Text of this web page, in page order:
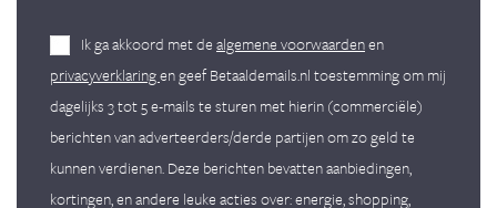
Ik ga akkoord met dealgemene voorwaardenen
privacyverklaringen geef Betaaldemails.nl toestemming om mij
dagelijks 3 tot 5 e-mails te sturen met hierin (commerciële)
berichten van adverteerders/derde partijen om zo geld te
kunnen verdienen. Deze berichten bevatten aanbiedingen,
kortingen, en andere leuke acties over: energie, shopping,